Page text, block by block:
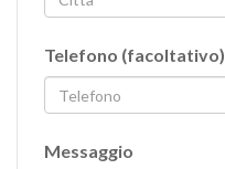
Sedie
Poltrone
Telefono (facoltativo)
Messaggio